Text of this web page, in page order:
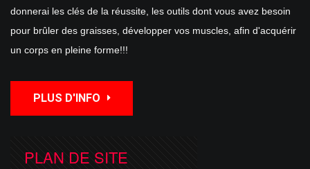
donnerai les clés de la réussite, les outils dont vous avez besoin
pour brûler des graisses, développer vos muscles, afin d'acquérir
un corps en pleine forme!!!
PLUS D'INFO
PLAN DE SITE